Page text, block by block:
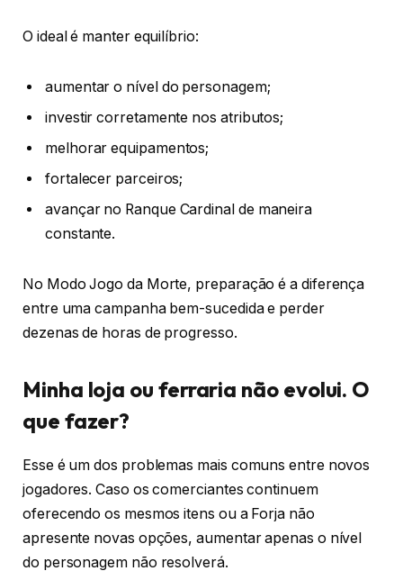
O ideal é manter equilíbrio:
aumentar o nível do personagem;
investir corretamente nos atributos;
melhorar equipamentos;
fortalecer parceiros;
avançar no Ranque Cardinal de maneira
constante.
No Modo Jogo da Morte, preparação é a diferença
entre uma campanha bem-sucedida e perder
dezenas de horas de progresso.
Minha loja ou ferraria não evolui. O
que fazer?
Esse é um dos problemas mais comuns entre novos
jogadores. Caso os comerciantes continuem
oferecendo os mesmos itens ou a Forja não
apresente novas opções, aumentar apenas o nível
do personagem não resolverá.